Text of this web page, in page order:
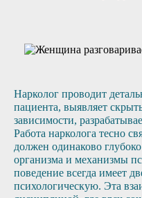
Нарколог проводит
пациента, выявляет
зависимости,
Работа нарколога тесно
должен одинаково
организма и механизмы
поведение всегда имеет
психологическую. Эта